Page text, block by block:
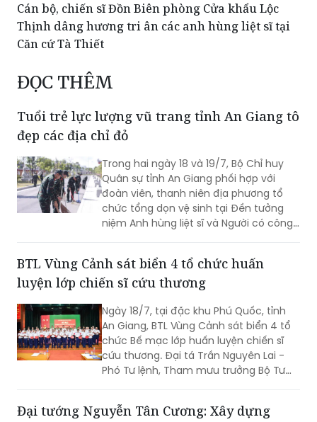
Cán bộ, chiến sĩ Đồn Biên phòng Cửa khẩu Lộc
Thịnh dâng hương tri ân các anh hùng liệt sĩ tại
Căn cứ Tà Thiết
ĐỌC THÊM
Tuổi trẻ lực lượng vũ trang tỉnh An Giang tô
đẹp các địa chỉ đỏ
Trong hai ngày 18 và 19/7, Bộ Chỉ huy
Quân sự tỉnh An Giang phối hợp với
đoàn viên, thanh niên địa phương tổ
chức tổng dọn vệ sinh tại Đền tưởng
niệm Anh hùng liệt sĩ và Người có công
BTL Vùng Cảnh sát biển 4 tổ chức huấn
luyện lớp chiến sĩ cứu thương
Ngày 18/7, tại đặc khu Phú Quốc, tỉnh
An Giang, BTL Vùng Cảnh sát biển 4 tổ
chức Bế mạc lớp huấn luyện chiến sĩ
cứu thương. Đại tá Trần Nguyên Lai -
Phó Tư lệnh, Tham mưu trưởng Bộ Tư
Đại tướng Nguyễn Tân Cương: Xây dựng